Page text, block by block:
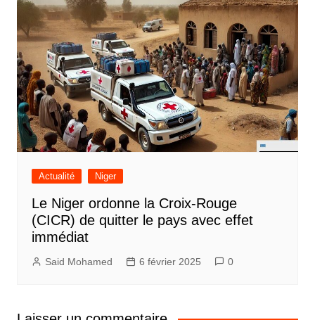
Actualité Niger
Le Niger ordonne la Croix-Rouge
(CICR) de quitter le pays avec effet
immédiat
Said Mohamed 6 février 2025 0